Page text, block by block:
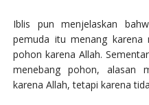
Iblis pun menjelaskan
pemuda itu menang karena
pohon karena Allah.
menebang pohon, alasan
karena Allah, tetapi karena